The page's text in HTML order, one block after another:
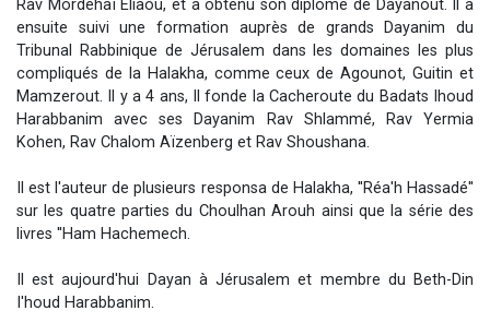
2 personnes viennent de nous rejoindre sur WhatsApp
13 personnes viennent de demander une bénédiction
Il reste 49 places pour étudier en groupe sur Zoom
12 nouvelles musiques dans Torah-Box Music
Rav Mordehaï Eliaou, et a obtenu son diplôme de Dayanout. Il a
ensuite suivi une formation auprès de grands Dayanim du
Tribunal Rabbinique de Jérusalem dans les domaines les plus
compliqués de la Halakha, comme ceux de Agounot, Guitin et
Mamzerout. Il y a 4 ans, Il fonde la Cacheroute du Badats Ihoud
Harabbanim avec ses Dayanim Rav Shlammé, Rav Yermia
Kohen, Rav Chalom Aïzenberg et Rav Shoushana.
Il est l'auteur de plusieurs responsa de Halakha, ''Réa'h Hassadé''
sur les quatre parties du Choulhan Arouh ainsi que la série des
livres ''Ham Hachemech.
Il est aujourd'hui Dayan à Jérusalem et membre du Beth-Din
I'houd Harabbanim.